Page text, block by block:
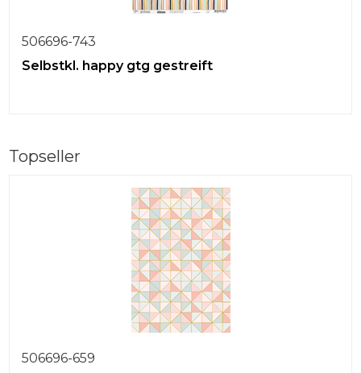
506696-743
Selbstkl. happy gtg gestreift
Topseller
506696-659